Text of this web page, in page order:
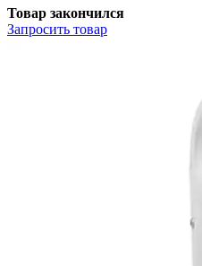
Товар закончился
Запросить товар